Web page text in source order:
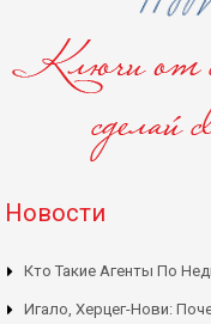
Новости
Кто Такие Агенты По
Игало, Херцег-Нови: